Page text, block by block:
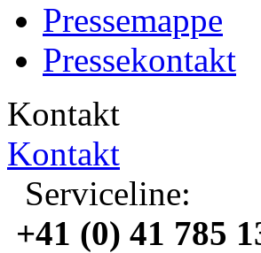
Pressemappe
Pressekontakt
Kontakt
Kontakt
Serviceline:
+41 (0) 41 785